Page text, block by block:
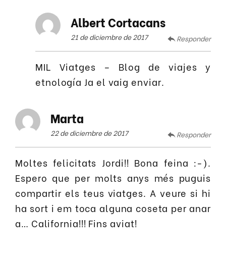
Albert Cortacans
21 de diciembre de 2017 Responder
MIL Viatges – Blog de viajes y
etnología Ja el vaig enviar.
Marta
22 de diciembre de 2017 Responder
Moltes felicitats Jordi!! Bona feina :-).
Espero que per molts anys més puguis
compartir els teus viatges. A veure si hi
ha sort i em toca alguna coseta per anar
a… California!!! Fins aviat!